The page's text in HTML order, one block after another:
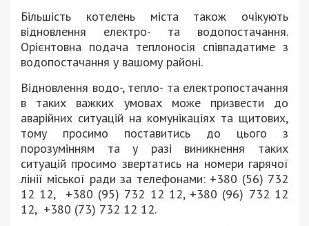
Більшість котелень міста також очікують
відновлення електро- та водопостачання.
Орієнтовна подача теплоносія співпадатиме з
водопостачання у вашому районі.
Відновлення водо-, тепло- та електропостачання
в таких важких умовах може призвести до
аварійних ситуацій на комунікаціях та щитових,
тому просимо поставитись до цього з
порозумінням та у разі виникнення таких
ситуацій просимо звертатись на номери гарячої
лінії міської ради за телефонами: +380 (56) 732
12 12, +380 (95) 732 12 12, +380 (96) 732 12
12, +380 (73) 732 12 12.